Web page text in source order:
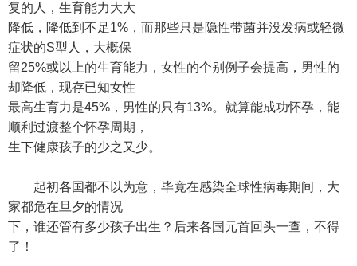
复的人，生育能力大大
降低，降低到不足1%，而那些只是隐性带菌并没发病或轻微
症状的S型人，大概保
留25%或以上的生育能力，女性的个别例子会提高，男性的
却降低，现存已知女性
最高生育力是45%，男性的只有13%。就算能成功怀孕，能
顺利过渡整个怀孕周期，
生下健康孩子的少之又少。
起初各国都不以为意，毕竟在感染全球性病毒期间，大
家都危在旦夕的情况
下，谁还管有多少孩子出生？后来各国元首回头一查，不得
了！